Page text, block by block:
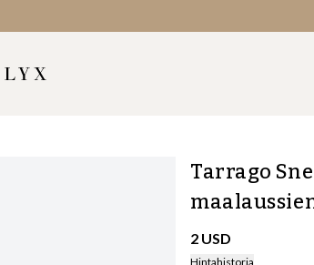
Tarrago
2 USD
Hintahistoria